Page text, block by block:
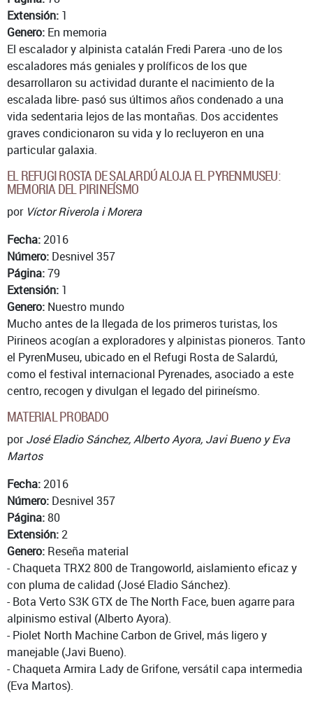
Extensión: 1
Genero: En memoria
El escalador y alpinista catalán Fredi Parera -uno de los
escaladores más geniales y prolíficos de los que
desarrollaron su actividad durante el nacimiento de la
escalada libre- pasó sus últimos años condenado a una
vida sedentaria lejos de las montañas. Dos accidentes
graves condicionaron su vida y lo recluyeron en una
particular galaxia.
EL REFUGI ROSTA DE SALARDÚ ALOJA EL PYRENMUSEU:
MEMORIA DEL PIRINEÍSMO
por Víctor Riverola i Morera
Fecha:2016
Número: Desnivel 357
Página:79
Extensión: 1
Genero: Nuestro mundo
Mucho antes de la llegada de los primeros turistas, los
Pirineos acogían a exploradores y alpinistas pioneros. Tanto
el PyrenMuseu, ubicado en el Refugi Rosta de Salardú,
como el festival internacional Pyrenades, asociado a este
centro, recogen y divulgan el legado del pirineísmo.
MATERIAL PROBADO
porJosé Eladio Sánchez, Alberto Ayora, Javi Bueno y Eva
Martos
Fecha:2016
Número: Desnivel 357
Página:80
Extensión:2
Genero: Reseña material
- Chaqueta TRX2 800 de Trangoworld, aislamiento eficaz y
con pluma de calidad (José Eladio Sánchez).
- Bota Verto S3K GTX de The North Face, buen agarre para
alpinismo estival (Alberto Ayora).
- Piolet North Machine Carbon de Grivel, más ligero y
manejable (Javi Bueno).
- Chaqueta Armira Lady de Grifone, versátil capa intermedia
(Eva Martos).